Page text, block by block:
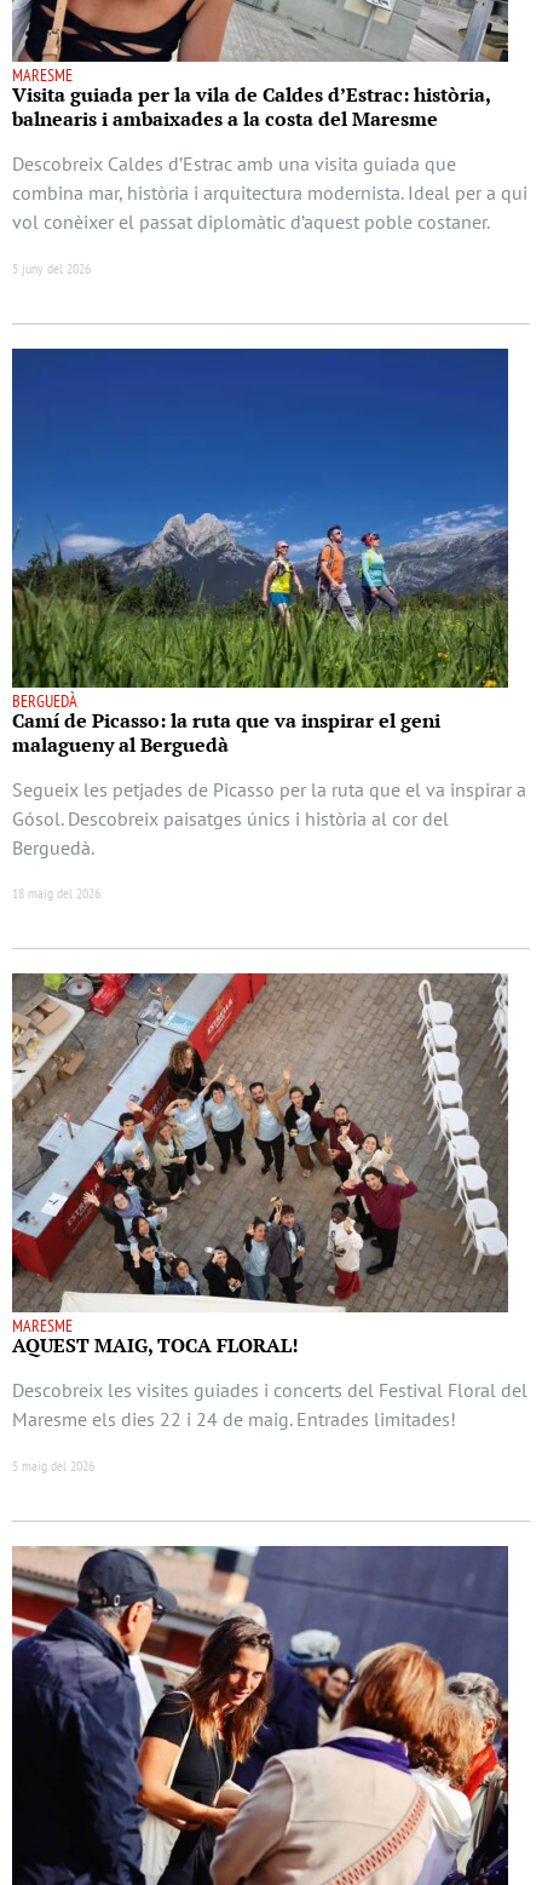
MARESME
Visita guiada per la vila de Caldes d’Estrac: història,
balnearis i ambaixades a la costa del Maresme
Descobreix Caldes d’Estrac amb una visita guiada que
combina mar, història i arquitectura modernista. Ideal per a qui
vol conèixer el passat diplomàtic d’aquest poble costaner.
5 juny del 2026
BERGUEDÀ
Camí de Picasso: la ruta que va inspirar el geni
malagueny al Berguedà
Segueix les petjades de Picasso per la ruta que el va inspirar a
Gósol. Descobreix paisatges únics i història al cor del
Berguedà.
18 maig del 2026
MARESME
AQUEST MAIG, TOCA FLORAL!
Descobreix les visites guiades i concerts del Festival Floral del
Maresme els dies 22 i 24 de maig. Entrades limitades!
5 maig del 2026